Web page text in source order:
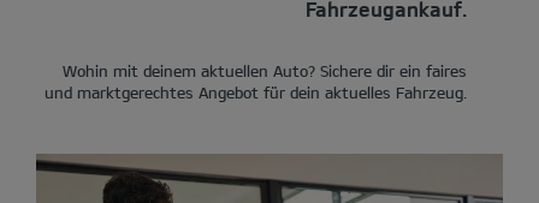
Fahrzeugankauf.
Wohin mit deinem aktuellen Auto? Sichere dir ein faires
und marktgerechtes Angebot für dein aktuelles Fahrzeug.